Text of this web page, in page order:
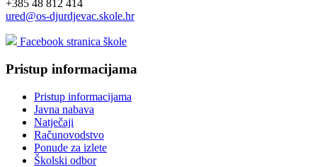
+385 48 812 414
ured@os-djurdjevac.skole.hr
Facebook stranica škole
Pristup informacijama
Pristup informacijama
Javna nabava
Natječaji
Računovodstvo
Ponude za izlete
Školski odbor